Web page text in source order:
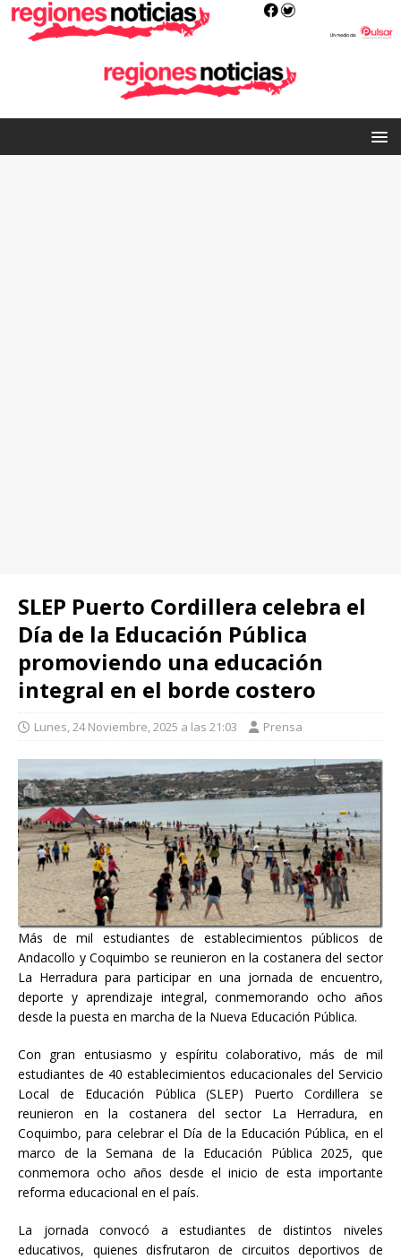
SLEP Puerto Cordillera celebra el
Día de la Educación Pública
promoviendo una educación
integral en el borde costero
Lunes, 24 Noviembre, 2025 a las 21:03 Prensa
Más de mil estudiantes de establecimientos públicos de
Andacollo y Coquimbo se reunieron en la costanera del sector
La Herradura para participar en una jornada de encuentro,
deporte y aprendizaje integral, conmemorando ocho años
desde la puesta en marcha de la Nueva Educación Pública.
Con gran entusiasmo y espíritu colaborativo, más de mil
estudiantes de 40 establecimientos educacionales del Servicio
Local de Educación Pública (SLEP) Puerto Cordillera se
reunieron en la costanera del sector La Herradura, en
Coquimbo, para celebrar el Día de la Educación Pública, en el
marco de la Semana de la Educación Pública 2025, que
conmemora ocho años desde el inicio de esta importante
reforma educacional en el país.
La jornada convocó a estudiantes de distintos niveles
educativos, quienes disfrutaron de circuitos deportivos de